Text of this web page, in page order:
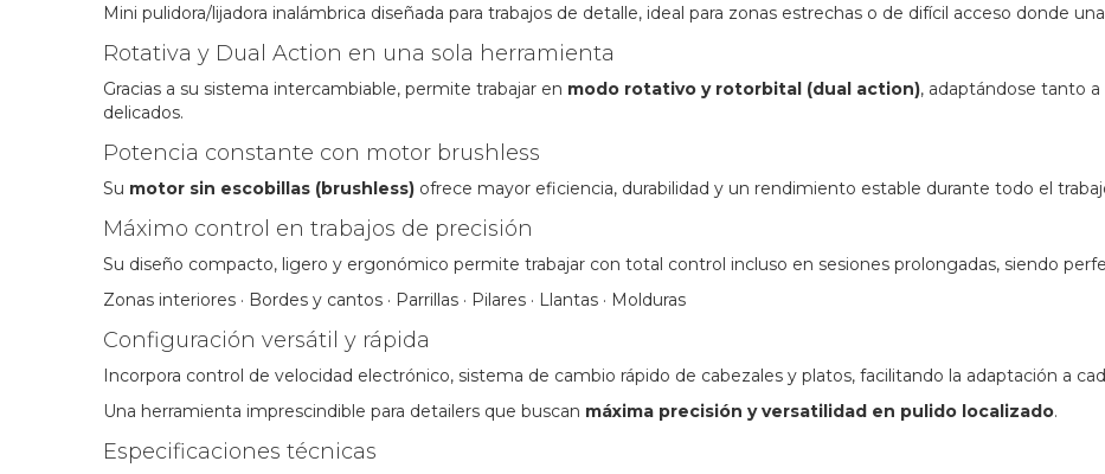
Mini pulidora/lijadora inalámbrica diseñada para trabajos de detalle, ideal para zonas estrechas o de difícil acceso donde
Rotativa y Dual Action en una sola herramienta
Gracias a su sistema intercambiable, permite trabajar en modo rotativo y rotorbital (dual action), adaptándose tanto
delicados.
Potencia constante con motor brushless
Su motor sin escobillas (brushless) ofrece mayor eficiencia, durabilidad y un rendimiento estable durante todo el
Máximo control en trabajos de precisión
Su diseño compacto, ligero y ergonómico permite trabajar con total control incluso en sesiones prolongadas, siendo
Zonas interiores · Bordes y cantos · Parrillas · Pilares · Llantas · Molduras
Configuración versátil y rápida
Incorpora control de velocidad electrónico, sistema de cambio rápido de cabezales y platos, facilitando la adaptación a
Una herramienta imprescindible para detailers que buscan máxima precisión y versatilidad en pulido localizado.
Especificaciones técnicas